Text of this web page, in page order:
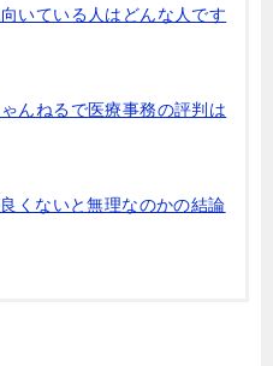
いている人はどんな人です
んねるで医療事務の評判は
くないと無理なのかの結論